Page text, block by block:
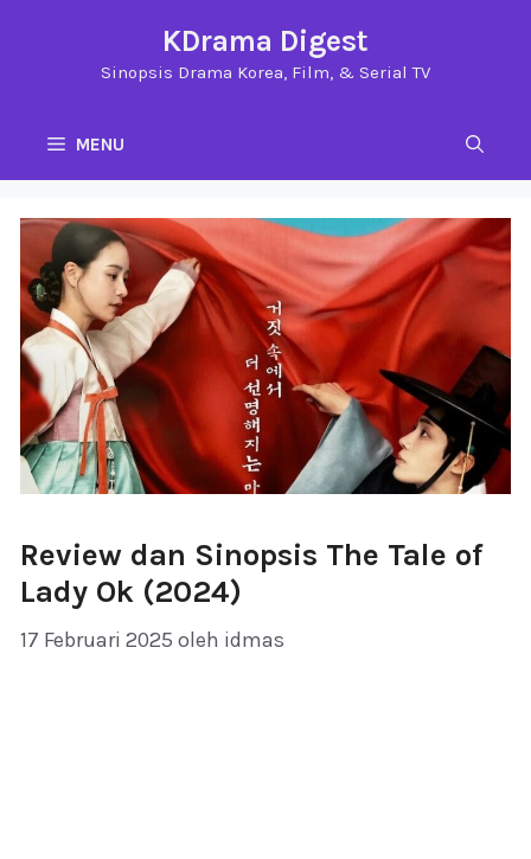
KDrama Digest
Sinopsis Drama Korea, Film, & Serial TV
MENU
Review dan Sinopsis The Tale of
Lady Ok (2024)
17 Februari 2025 oleh idmas